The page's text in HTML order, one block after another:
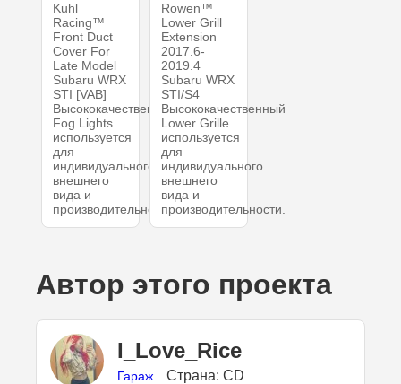
Kuhl
Racing™
Front Duct
Cover For
Late Model
Subaru WRX
STI [VAB]
Высококачественный
Fog Lights
используется
для
индивидуального
внешнего
вида и
производительности.
Rowen™
Lower Grill
Extension
2017.6-
2019.4
Subaru WRX
STI/S4
Высококачественный
Lower Grille
используется
для
индивидуального
внешнего
вида и
производительности.
Автор этого проекта
I_Love_Rice
Гараж Страна: CD